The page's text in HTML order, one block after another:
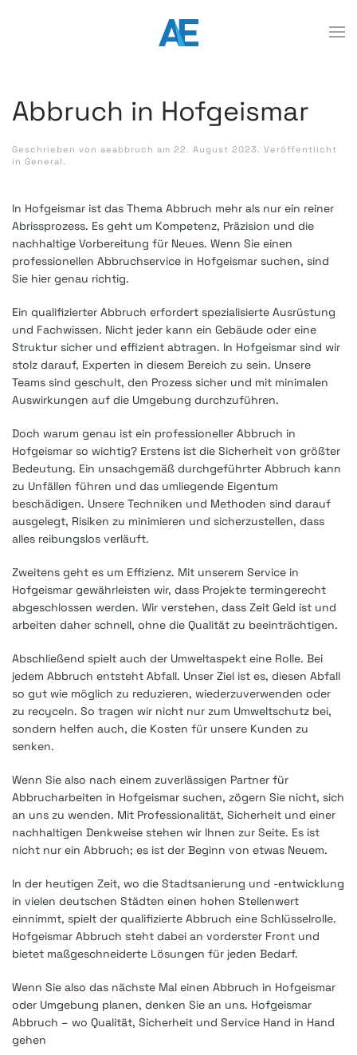
Abbruch in Hofgeismar
Geschrieben von aeabbruch am 22. August 2023. Veröffentlicht
in General.
In Hofgeismar ist das Thema Abbruch mehr als nur ein reiner
Abrissprozess. Es geht um Kompetenz, Präzision und die
nachhaltige Vorbereitung für Neues. Wenn Sie einen
professionellen Abbruchservice in Hofgeismar suchen, sind
Sie hier genau richtig.
Ein qualifizierter Abbruch erfordert spezialisierte Ausrüstung
und Fachwissen. Nicht jeder kann ein Gebäude oder eine
Struktur sicher und effizient abtragen. In Hofgeismar sind wir
stolz darauf, Experten in diesem Bereich zu sein. Unsere
Teams sind geschult, den Prozess sicher und mit minimalen
Auswirkungen auf die Umgebung durchzuführen.
Doch warum genau ist ein professioneller Abbruch in
Hofgeismar so wichtig? Erstens ist die Sicherheit von größter
Bedeutung. Ein unsachgemäß durchgeführter Abbruch kann
zu Unfällen führen und das umliegende Eigentum
beschädigen. Unsere Techniken und Methoden sind darauf
ausgelegt, Risiken zu minimieren und sicherzustellen, dass
alles reibungslos verläuft.
Zweitens geht es um Effizienz. Mit unserem Service in
Hofgeismar gewährleisten wir, dass Projekte termingerecht
abgeschlossen werden. Wir verstehen, dass Zeit Geld ist und
arbeiten daher schnell, ohne die Qualität zu beeinträchtigen.
Abschließend spielt auch der Umweltaspekt eine Rolle. Bei
jedem Abbruch entsteht Abfall. Unser Ziel ist es, diesen Abfall
so gut wie möglich zu reduzieren, wiederzuverwenden oder
zu recyceln. So tragen wir nicht nur zum Umweltschutz bei,
sondern helfen auch, die Kosten für unsere Kunden zu
senken.
Wenn Sie also nach einem zuverlässigen Partner für
Abbrucharbeiten in Hofgeismar suchen, zögern Sie nicht, sich
an uns zu wenden. Mit Professionalität, Sicherheit und einer
nachhaltigen Denkweise stehen wir Ihnen zur Seite. Es ist
nicht nur ein Abbruch; es ist der Beginn von etwas Neuem.
In der heutigen Zeit, wo die Stadtsanierung und -entwicklung
in vielen deutschen Städten einen hohen Stellenwert
einnimmt, spielt der qualifizierte Abbruch eine Schlüsselrolle.
Hofgeismar Abbruch steht dabei an vorderster Front und
bietet maßgeschneiderte Lösungen für jeden Bedarf.
Wenn Sie also das nächste Mal einen Abbruch in Hofgeismar
oder Umgebung planen, denken Sie an uns. Hofgeismar
Abbruch – wo Qualität, Sicherheit und Service Hand in Hand
gehen